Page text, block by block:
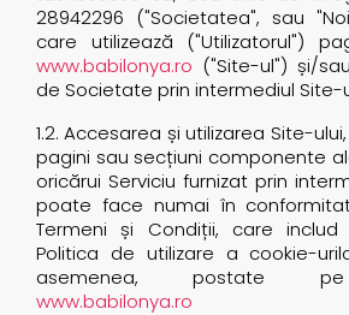
28942296 ("Societatea", sau
care utilizează ("Utilizatorul")
www.babilonya.ro ("Site-ul") și/
de Societate prin intermediul Site-
1.2. Accesarea și utilizarea Site-
pagini sau secțiuni componente
oricărui Serviciu furnizat prin
poate face numai în
Termeni și Condiții, care includ
Politica de utilizare a cookie-
asemenea, postate
www.babilonya.ro